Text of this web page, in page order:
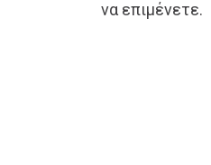
να επιμένετε.